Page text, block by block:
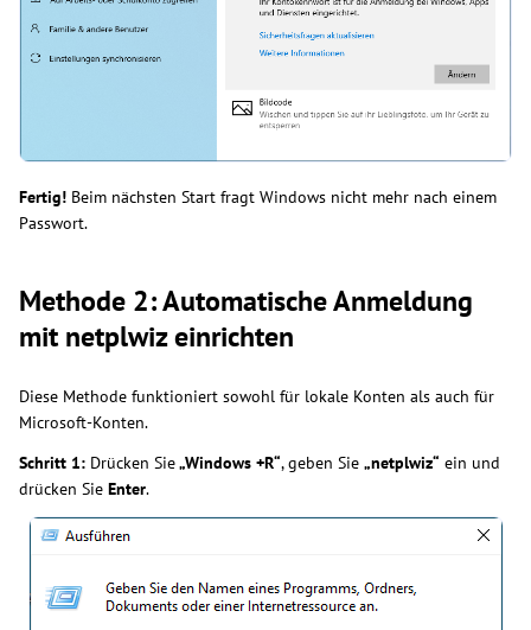
Fertig! Beim nächsten Start fragt Windows nicht mehr nach einem
Passwort.
Methode 2: Automatische Anmeldung
mit netplwiz einrichten
Diese Methode funktioniert sowohl für lokale Konten als auch für
Microsoft-Konten.
Schritt 1: Drücken Sie„Windows +R“, geben Sie „netplwiz“ ein und
drücken Sie Enter.